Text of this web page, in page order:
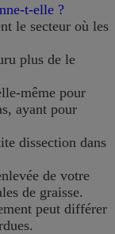
t-elle ?
le secteur où les
plus de le
même pour
ayant pour
dissection dans
de votre
de graisse.
peut différer